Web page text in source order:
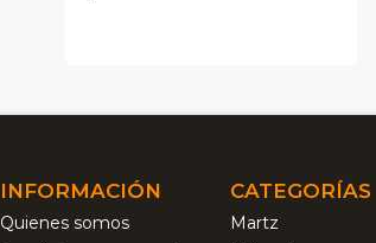
INFORMACIÓN
Quienes somos
CATEGORÍAS
Martz